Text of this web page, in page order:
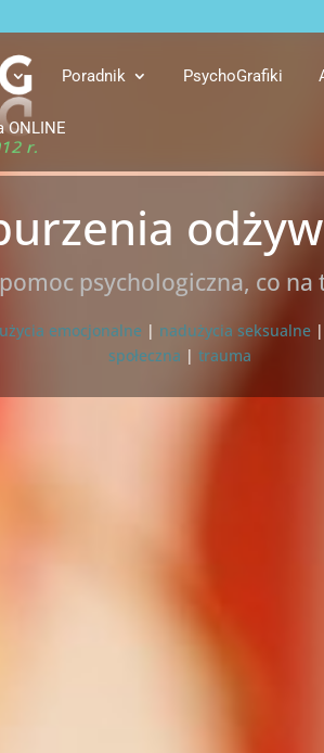
Poradnik PsychoGrafiki
ONLINE
psychologiczna, co
emocjonalne | nadużycia seksualne |
społeczna | trauma